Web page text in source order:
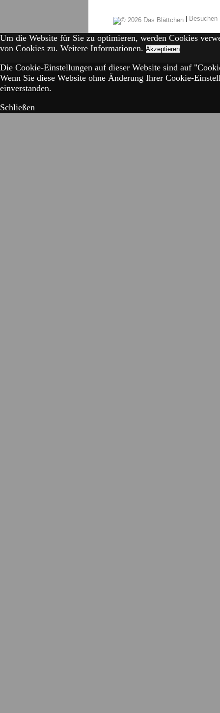
|
Um die Website für Sie zu optimieren, werden Cookies
von Cookies zu. Weitere Informationen. Akzeptieren
Die Cookie-Einstellungen auf dieser Website sind auf
Wenn Sie diese Website ohne Änderung Ihrer Cookie-
einverstanden.
Schließen